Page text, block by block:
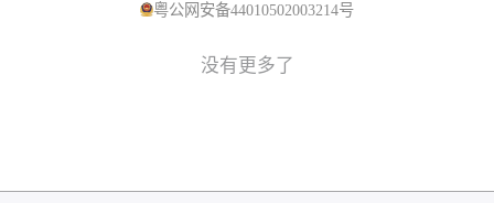
粤公网安备44010502003214号
没有更多了